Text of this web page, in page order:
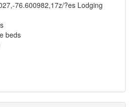
76.600982,17z/?es Lodging
beds